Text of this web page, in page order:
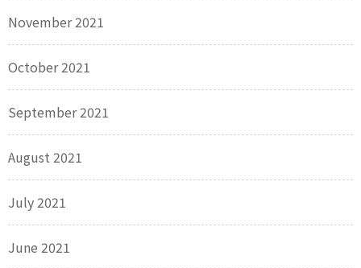
November 2021
October 2021
September 2021
August 2021
July 2021
June 2021